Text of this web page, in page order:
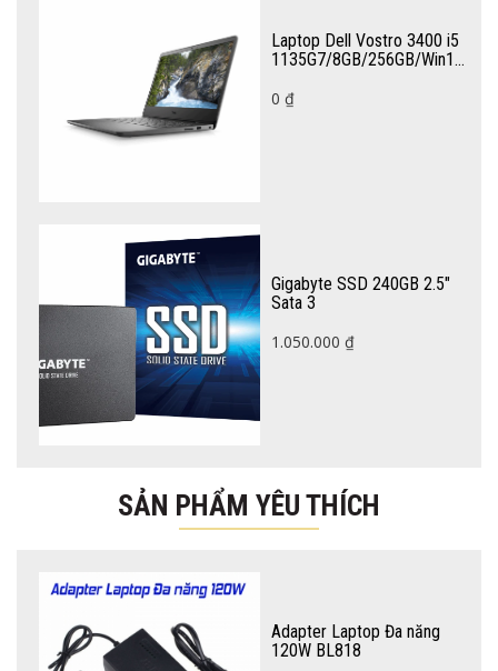
Laptop Dell Vostro 3400 i5
1135G7/8GB/256GB/Win10
0 ₫
Gigabyte SSD 240GB 2.5″
Sata 3
1.050.000 ₫
SẢN PHẨM YÊU THÍCH
Adapter Laptop Đa năng
120W BL818